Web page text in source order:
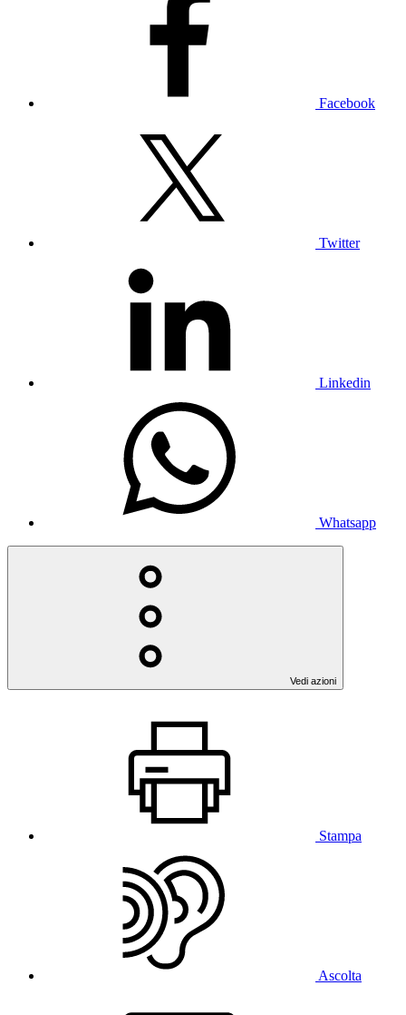
Facebook
Twitter
Linkedin
Whatsapp
Vedi azioni
Stampa
Ascolta